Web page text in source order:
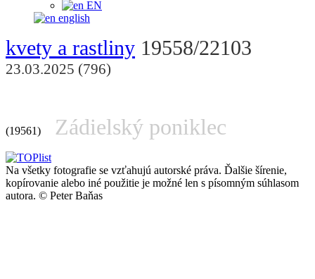
EN
english
kvety a rastliny 19558/22103
23.03.2025 (796)
(19561) Zádielský poniklec
Na všetky fotografie se vzťahujú autorské práva. Ďalšie šírenie,
kopírovanie alebo iné použitie je možné len s písomným súhlasom
autora. © Peter Baňas